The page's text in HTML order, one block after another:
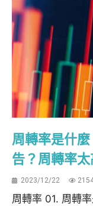
周轉率是什
告？周轉率
2023/12/22
周轉率 01. 周轉